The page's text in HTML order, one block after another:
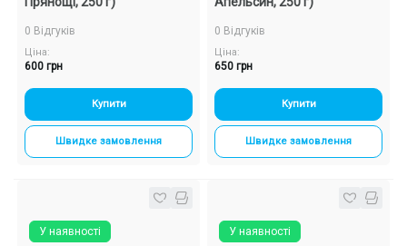
0 Відгуків
Ціна:
600 грн
Купити
Швидке замовлення
0 Відгуків
Ціна:
650 грн
Купити
Швидке замовлення
У наявності У наявності